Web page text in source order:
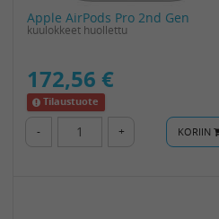
Apple AirPods Pro 2nd Gen
kuulokkeet huollettu
172,56 €
Tilaustuote
- + KORIIN